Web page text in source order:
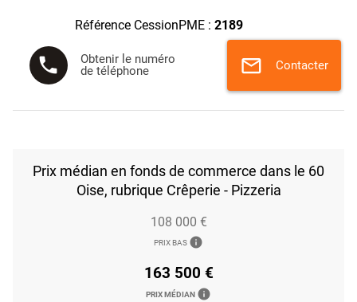
Référence CessionPME : 2189
phone
Obtenir le numéro
de téléphone
mail Contacter
Prix médian en fonds de commerce dans le 60
Oise, rubrique Crêperie - Pizzeria
108 000 €
PRIX BAS info
163 500 €
PRIX MÉDIAN info